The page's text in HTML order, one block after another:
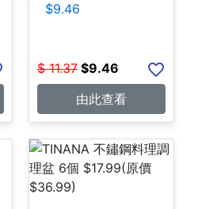
$9.46
$ 11.37 $9.46
由此查看